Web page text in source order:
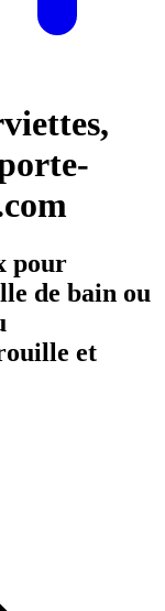
pour
de bain ou
et